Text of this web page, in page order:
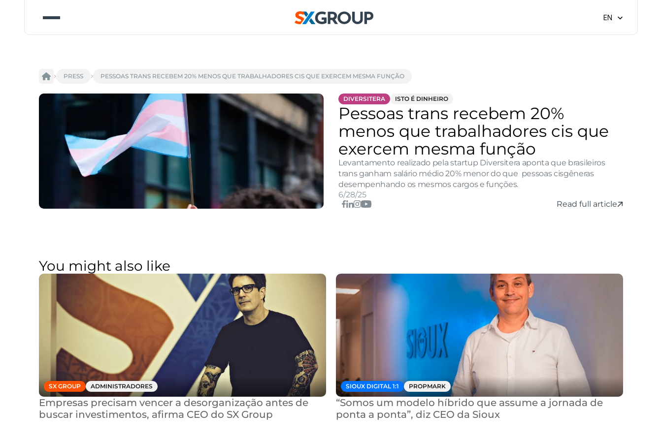
Select Language
EN
PRESS PESSOAS TRANS RECEBEM 20% MENOS QUE TRABALHADORES CIS QUE EXERCEM MESMA FUNÇÃO
DIVERSITERA ISTO É DINHEIRO
Pessoas trans recebem 20%
menos que trabalhadores cis que
exercem mesma função
Levantamento realizado pela startup Diversitera aponta que brasileiros
trans ganham salário médio 20% menor do que  pessoas cisgêneras
desempenhando os mesmos cargos e funções.
6/28/25
Read full article
You might also like
SX GROUP ADMINISTRADORES
Empresas precisam vencer a desorganização antes de
buscar investimentos, afirma CEO do SX Group
SIOUX DIGITAL 1:1 PROPMARK
“Somos um modelo híbrido que assume a jornada de
ponta a ponta”, diz CEO da Sioux